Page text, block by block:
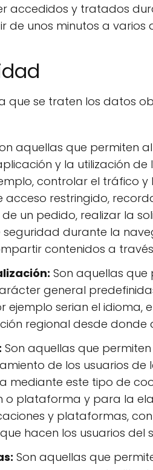
accedidos y tratados
de unos minutos a varios
que se traten los datos
aquellas que permiten
y la utilización de
controlar el tráfico
restringido,
un pedido, realizar la
seguridad durante la
contenidos a
Son aquellas
general
ejemplo serian el
regional desde donde
Son aquellas que
de los usuarios de
mediante este tipo de
o plataforma y para la
y plataformas,
hacen los usuarios del
Son aquellas que